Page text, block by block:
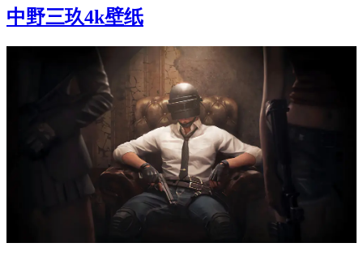
中野三玖4k壁纸